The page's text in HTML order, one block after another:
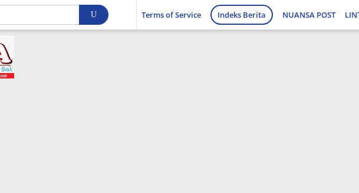
Terms of Service Indeks Berita NUANSA POST